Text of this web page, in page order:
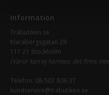
Information
Träbutiken.se
Klarabergsgatan 29
111 21 Stockholm
(Varor kan ej hämtes; det finns
Telefon: 08-507 806 37
kundservice@trabutiken.se